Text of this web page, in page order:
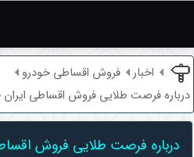
اخبار
فروش اقساطی خودرو
درباره فرصت طلایی فروش اقساطی
درباره فرصت طلایی فروش